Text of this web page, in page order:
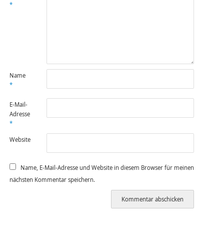
*
Name
*
E-Mail-
Adresse
*
Website
Name, E-Mail-Adresse und Website in diesem Browser für meinen
nächsten Kommentar speichern.